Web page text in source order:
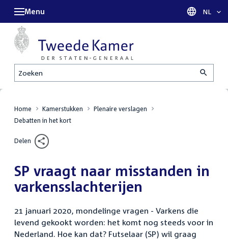
Zoeken
Menu Taal
NL
Home Kamerstukken
Plenaire verslagen
Debatten in het kort
Delen
SP vraagt naar misstanden in
varkensslachterijen
21 januari 2020, mondelinge vragen - Varkens die
levend gekookt worden: het komt nog steeds voor in
Nederland. Hoe kan dat? Futselaar (SP) wil graag